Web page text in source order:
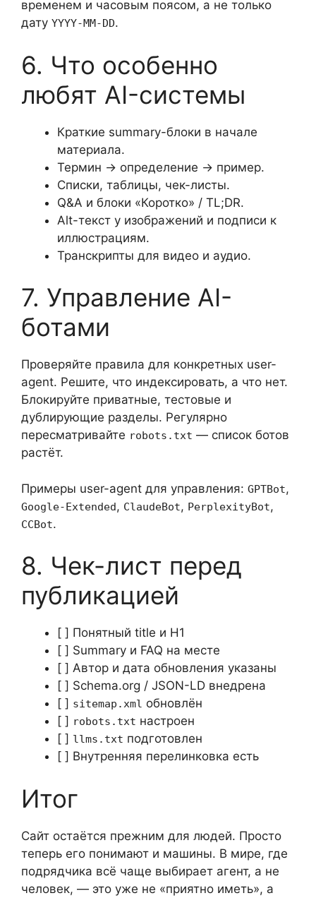
временем и часовым поясом, а не только
дату YYYY-MM-DD.
6. Что особенно
любят AI-системы
Краткие summary-блоки в начале
материала.
Термин → определение → пример.
Списки, таблицы, чек-листы.
Q&A и блоки «Коротко» / TL;DR.
Alt-текст у изображений и подписи к
иллюстрациям.
Транскрипты для видео и аудио.
7. Управление AI-
ботами
Проверяйте правила для конкретных user-
agent. Решите, что индексировать, а что нет.
Блокируйте приватные, тестовые и
дублирующие разделы. Регулярно
пересматривайте robots.txt — список ботов
растёт.
Примеры user-agent для управления: GPTBot,
Google-Extended, ClaudeBot, PerplexityBot,
CCBot.
8. Чек-лист перед
публикацией
[ ] Понятный title и H1
[ ] Summary и FAQ на месте
[ ] Автор и дата обновления указаны
[ ] Schema.org / JSON-LD внедрена
[ ] sitemap.xml обновлён
[ ] robots.txt настроен
[ ] llms.txt подготовлен
[ ] Внутренняя перелинковка есть
Итог
Сайт остаётся прежним для людей. Просто
теперь его понимают и машины. В мире, где
подрядчика всё чаще выбирает агент, а не
человек, — это уже не «приятно иметь», а